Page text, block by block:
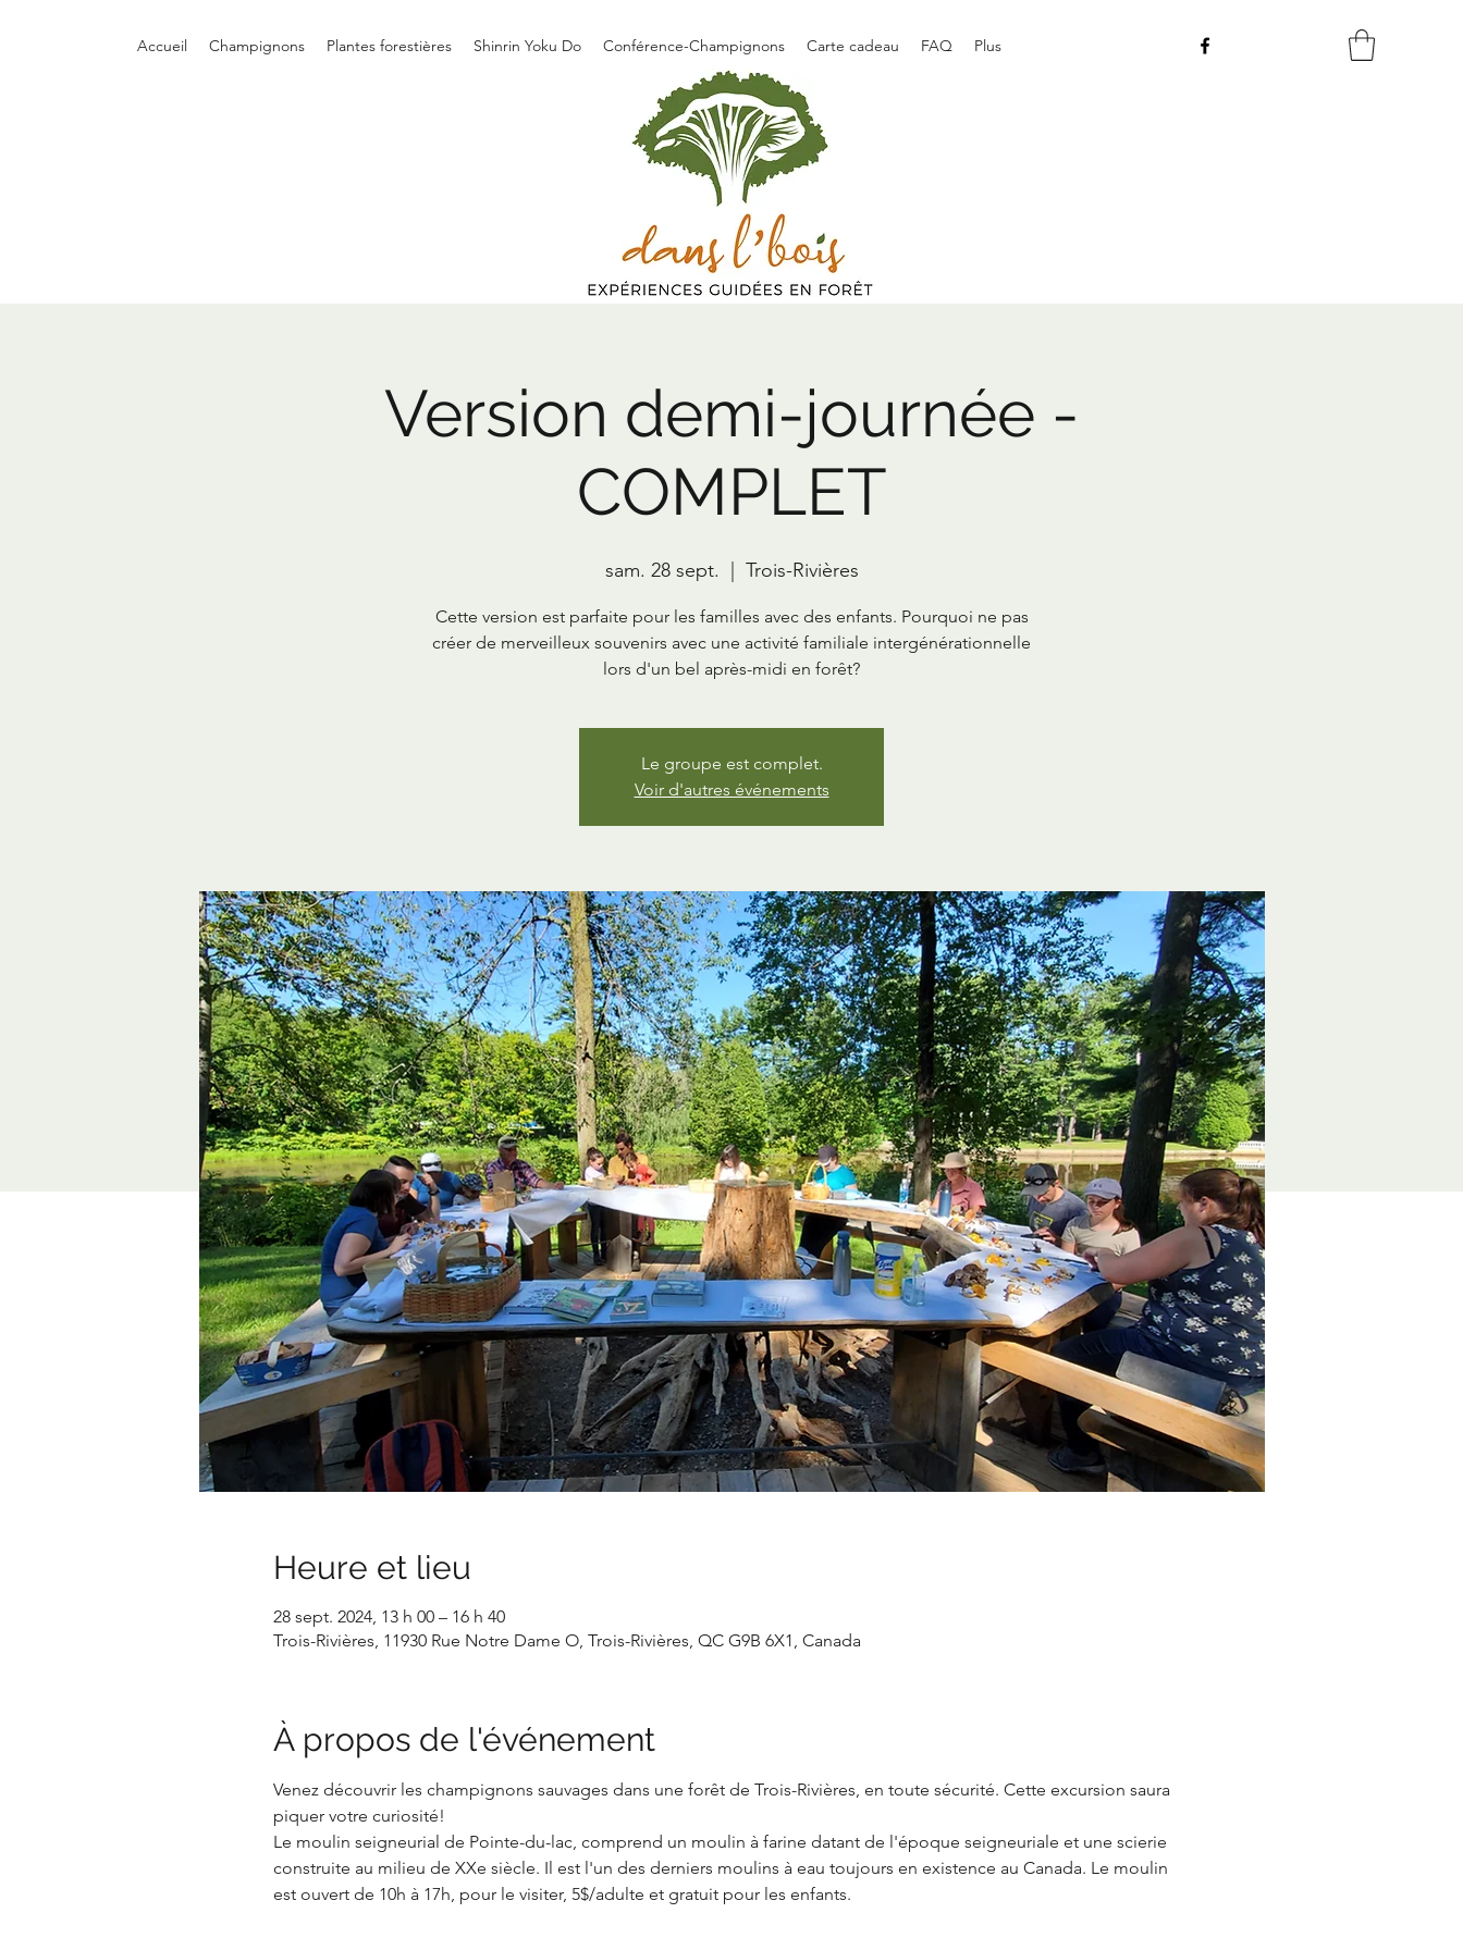
Accueil Champignons Plantes forestières Shinrin Yoku Do Conférence-Champignons Carte cadeau FAQ Plus
Version demi-journée -
COMPLET
sam. 28 sept.
  |
Trois-Rivières
Cette version est parfaite pour les familles avec des enfants. Pourquoi ne pas
créer de merveilleux souvenirs avec une activité familiale intergénérationnelle
lors d'un bel après-midi en forêt?
Le groupe est complet.
Voir d'autres événements
Heure et lieu
28 sept. 2024, 13 h 00 – 16 h 40
Trois-Rivières, 11930 Rue Notre Dame O, Trois-Rivières, QC G9B 6X1, Canada
À propos de l'événement
Venez découvrir les champignons sauvages dans une forêt de Trois-Rivières, en toute sécurité. Cette excursion saura
piquer votre curiosité!
Le moulin seigneurial de Pointe-du-lac, comprend un moulin à farine datant de l'époque seigneuriale et une scierie
construite au milieu de XXe siècle. Il est l'un des derniers moulins à eau toujours en existence au Canada. Le moulin
est ouvert de 10h à 17h, pour le visiter, 5$/adulte et gratuit pour les enfants.